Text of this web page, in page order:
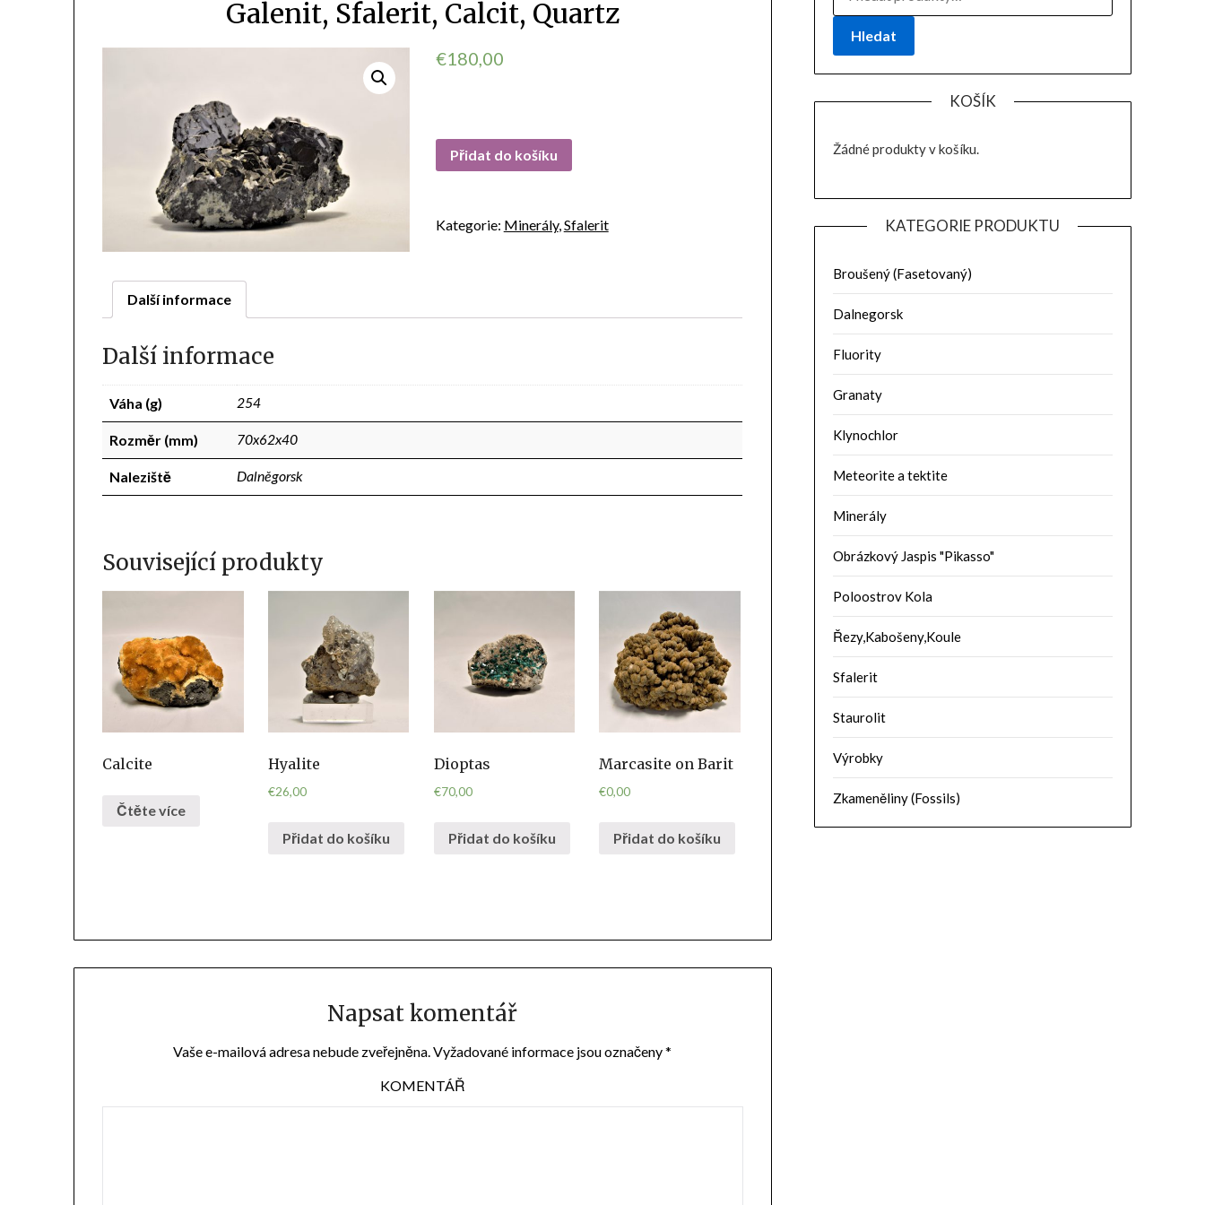
Galenit, Sfalerit, Calcit, Quartz
€180,00
Přidat do košíku
Kategorie: Minerály,Sfalerit
Další informace
Další informace
Váha (g) 254
Rozměr (mm) 70x62x40
Naleziště Dalněgorsk
Související produkty
Calcite
Čtěte více
Hyalite
€26,00
Přidat do košíku
Dioptas
€70,00
Přidat do košíku
Marcasite on Barit
€0,00
Přidat do košíku
Napsat komentář
Vaše e-mailová adresa nebude zveřejněna.Vyžadované informace jsou označeny*
KOMENTÁŘ
Hledat
KOŠÍK
Žádné produkty v košíku.
KATEGORIE PRODUKTU
Broušený (Fasetovaný)
Dalnegorsk
Fluority
Granaty
Klynochlor
Meteorite a tektite
Minerály
Obrázkový Jaspis "Pikasso"
Poloostrov Kola
Řezy,Kabošeny,Koule
Sfalerit
Staurolit
Výrobky
Zkameněliny (Fossils)